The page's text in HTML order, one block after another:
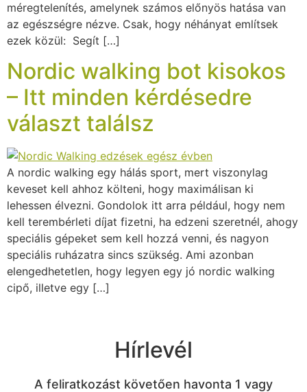
méregtelenítés, amelynek számos előnyös hatása van
az egészségre nézve. Csak, hogy néhányat említsek
ezek közül: Segít […]
Nordic walking bot kisokos
– Itt minden kérdésedre
választ találsz
A nordic walking egy hálás sport, mert viszonylag
keveset kell ahhoz költeni, hogy maximálisan ki
lehessen élvezni. Gondolok itt arra például, hogy nem
kell terembérleti díjat fizetni, ha edzeni szeretnél, ahogy
speciális gépeket sem kell hozzá venni, és nagyon
speciális ruházatra sincs szükség. Ami azonban
elengedhetetlen, hogy legyen egy jó nordic walking
cipő, illetve egy […]
Hírlevél
A feliratkozást követően havonta 1 vagy